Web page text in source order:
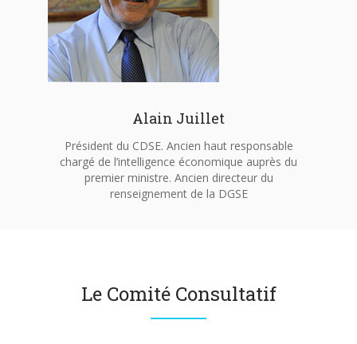
Alain Juillet
Président du CDSE. Ancien haut responsable
chargé de l’intelligence économique auprès du
premier ministre. Ancien directeur du
renseignement de la DGSE
Le Comité Consultatif